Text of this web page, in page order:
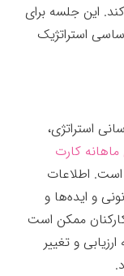
کند. این جلسه برای
استراتژیک
استراتژی،
کارت
است. اطلاعات
و ایده‌ها و
ممکن است
و تغییر